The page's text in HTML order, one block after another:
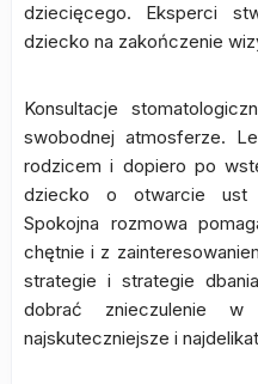
dziecięcego. Eksperci
dziecko na zakończenie
Konsultacje
swobodnej atmosferze.
rodzicem i dopiero po
dziecko o otwarcie ust i
Spokojna rozmowa
chętnie i z
strategie i strategie
dobrać znieczulenie
najskuteczniejsze i